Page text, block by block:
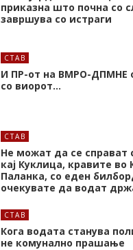
приказна што почна со
завршува со истраги
СТАВ
И ПР-от на ВМРО-ДПМНЕ
со виорот…
СТАВ
Не можат да се справат
кај Куклица, кравите во
Паланка, со еден
очекувате да водат
СТАВ
Кога водата станува
не комунално прашање